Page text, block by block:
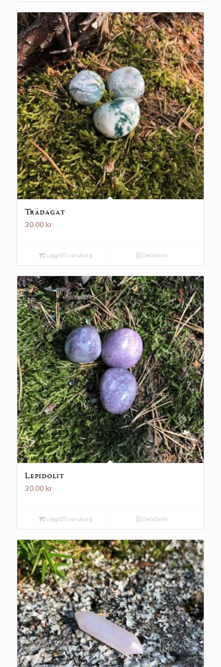
Trädagat
30.00 kr
Lägg till i varukorg Detaljinfo
Lepidolit
30.00 kr
Lägg till i varukorg Detaljinfo